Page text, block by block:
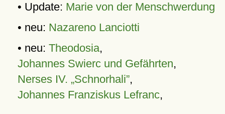
• Update: Marie von der Menschwerdung
• neu: Nazareno Lanciotti
• neu: Theodosia,
Johannes Swierc und Gefährten,
Nerses IV. „Schnorhali”,
Johannes Franziskus Lefranc,